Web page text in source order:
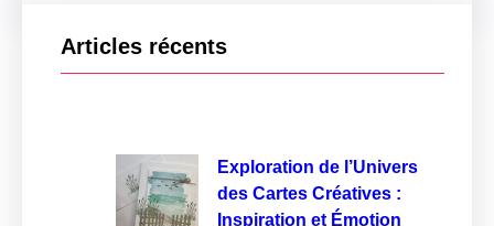
Articles récents
Exploration de l’Univers
des Cartes Créatives :
Inspiration et Émotion